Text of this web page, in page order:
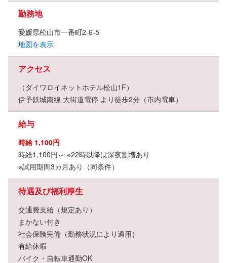
勤務地
愛媛県松山市一番町2-6-5
地図を表示
アクセス
（ダイワロイネットホテル松山1F）
伊予鉄城南線 大街道電停 より徒歩2分（市内電車）
給与
時給 1,100円
時給1,100円～ ※22時以降は深夜割増あり
※試用期間3カ月あり（同条件）
待遇及び福利厚生
交通費支給（規定あり）
まかない付き
社会保険完備（勤務状況により適用）
有給休暇
バイク・自転車通勤OK